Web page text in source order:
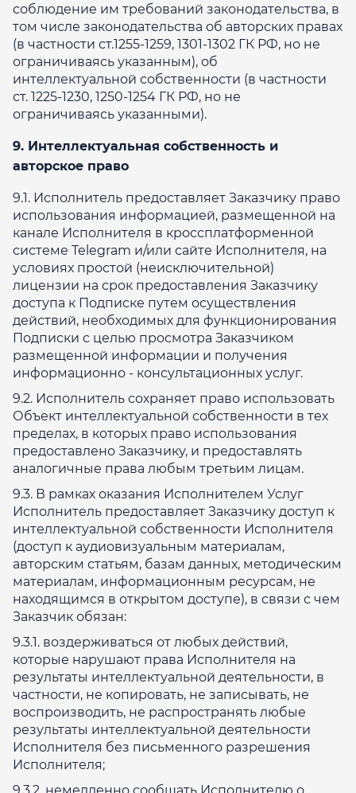
соблюдение им требований законодательства, в
том числе законодательства об авторских правах
(в частности ст.1255-1259, 1301-1302 ГК РФ, но не
ограничиваясь указанным), об
интеллектуальной собственности (в частности
ст. 1225-1230, 1250-1254 ГК РФ, но не
ограничиваясь указанными).
9. Интеллектуальная собственность и
авторское право
9.1. Исполнитель предоставляет Заказчику право
использования информацией, размещенной на
канале Исполнителя в кроссплатформенной
системе Telegram и/или сайте Исполнителя, на
условиях простой (неисключительной)
лицензии на срок предоставления Заказчику
доступа к Подписке путем осуществления
действий, необходимых для функционирования
Подписки c целью просмотра Заказчиком
размещенной информации и получения
информационно - консультационных услуг.
9.2. Исполнитель сохраняет право использовать
Объект интеллектуальной собственности в тех
пределах, в которых право использования
предоставлено Заказчику, и предоставлять
аналогичные права любым третьим лицам.
9.3. В рамках оказания Исполнителем Услуг
Исполнитель предоставляет Заказчику доступ к
интеллектуальной собственности Исполнителя
(доступ к аудиовизуальным материалам,
авторским статьям, базам данных, методическим
материалам, информационным ресурсам, не
находящимся в открытом доступе), в связи с чем
Заказчик обязан:
9.3.1. воздерживаться от любых действий,
которые нарушают права Исполнителя на
результаты интеллектуальной деятельности, в
частности, не копировать, не записывать, не
воспроизводить, не распространять любые
результаты интеллектуальной деятельности
Исполнителя без письменного разрешения
Исполнителя;